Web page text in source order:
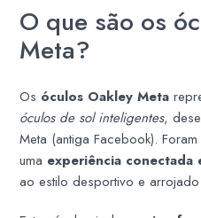
O que são os
Meta?
Os óculos Oakley Meta
óculos de sol inteligentes,
Meta (antiga Facebook).
uma experiência conectada
ao estilo desportivo e